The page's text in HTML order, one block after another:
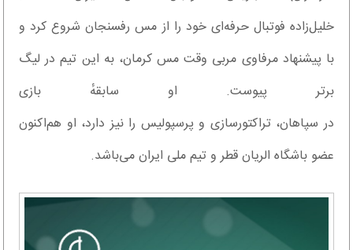
خلیل‌زاده فوتبال حرفه‌ای خود را از مس رفسنجان شروع کرد و
با پیشنهاد مرفاوی مربی وقت مس کرمان، به این تیم در لیگ
برتر پیوست. او سابقهٔ بازی
در سپاهان، تراکتورسازی و پرسپولیس را نیز دارد، او هم‌اکنون
عضو باشگاه الریان قطر و تیم ملی ایران می‌باشد.